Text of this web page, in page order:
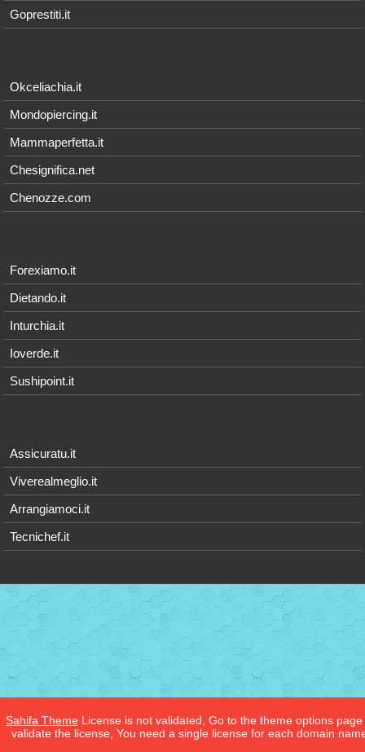
Goprestiti.it
Okceliachia.it
Mondopiercing.it
Mammaperfetta.it
Chesignifica.net
Chenozze.com
Forexiamo.it
Dietando.it
Inturchia.it
Ioverde.it
Sushipoint.it
Assicuratu.it
Viverealmeglio.it
Arrangiamoci.it
Tecnichef.it
Sahifa Theme License is not validated, Go to the theme options page
validate the license, You need a single license for each domain